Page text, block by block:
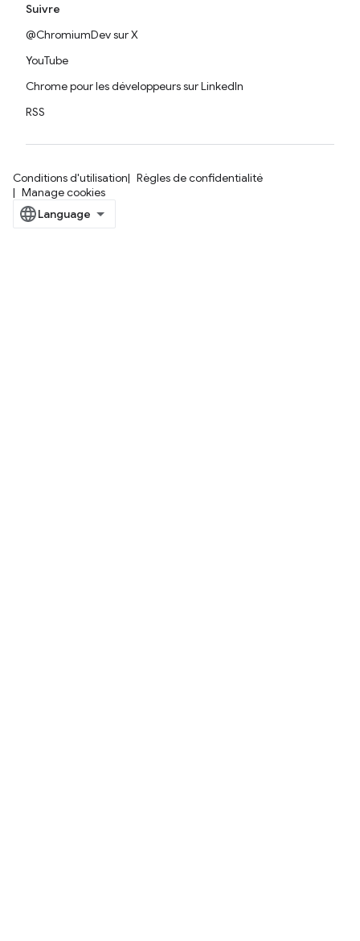
Suivre
@ChromiumDev sur X
YouTube
Chrome pour les développeurs sur LinkedIn
RSS
Conditions d'utilisation
Règles de confidentialité
Manage cookies